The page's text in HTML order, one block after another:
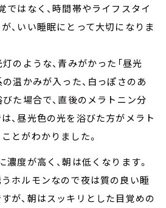
ではなく、時間帯やライフスタイ
、いい睡眠にとって大切になりま
のような、青みがかった「昼光
の温かみが入った、白っぽさのあ
びた場合で、直後のメラトニン分
、昼光色の光を浴びた方がメラト
とがわかりました。
濃度が高く、朝は低くなります。
ホルモンなので夜は質の良い睡
が、朝はスッキリとした目覚めの